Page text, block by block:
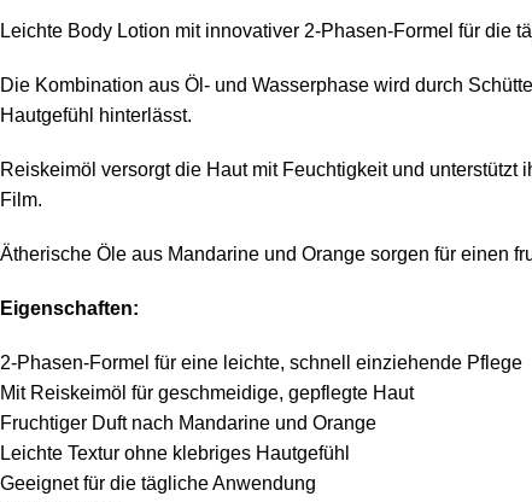
Leichte Body Lotion mit innovativer 2-Phasen-Formel für die
Die Kombination aus Öl- und Wasserphase wird durch
Hautgefühl hinterlässt.
Reiskeimöl versorgt die Haut mit Feuchtigkeit und
Film.
Ätherische Öle aus Mandarine und Orange sorgen für einen
Eigenschaften:
2-Phasen-Formel für eine leichte, schnell einziehende Pflege
Mit Reiskeimöl für geschmeidige, gepflegte Haut
Fruchtiger Duft nach Mandarine und Orange
Leichte Textur ohne klebriges Hautgefühl
Geeignet für die tägliche Anwendung